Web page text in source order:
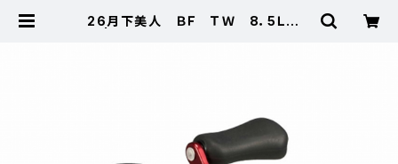
26月下美人 ＢＦ ＴＷ 8．5Ｌ Ｐ